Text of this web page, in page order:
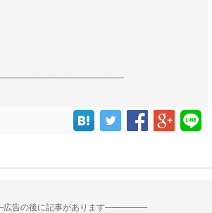
広告の後に記事があります--------------------